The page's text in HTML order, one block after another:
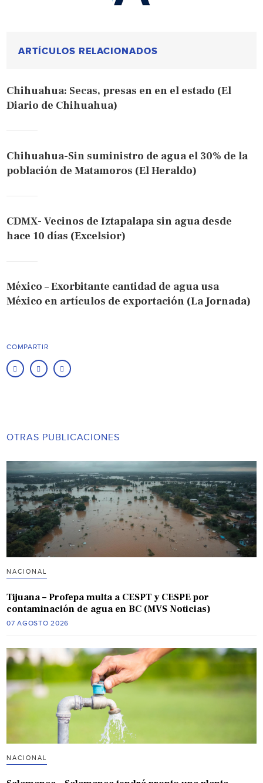
ARTÍCULOS RELACIONADOS
Chihuahua: Secas, presas en en el estado (El
Diario de Chihuahua)
Chihuahua-Sin suministro de agua el 30% de la
población de Matamoros (El Heraldo)
CDMX- Vecinos de Iztapalapa sin agua desde
hace 10 días (Excelsior)
México – Exorbitante cantidad de agua usa
México en artículos de exportación (La Jornada)
COMPARTIR
OTRAS PUBLICACIONES
NACIONAL
Tijuana – Profepa multa a CESPT y CESPE por
contaminación de agua en BC (MVS Noticias)
07 AGOSTO 2026
NACIONAL